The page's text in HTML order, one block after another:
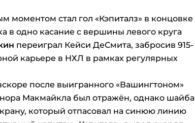
моментом стал гол «Кэпиталз» в концовке
в одно касание с вершины левого круга
переиграл Кейси ДеСмита, забросив 915-
карьере в НХЛ в рамках регулярных
после выигранного «Вашингтоном»
Макмайкла был отражён, однако шайба
который отпасовал на синюю линию